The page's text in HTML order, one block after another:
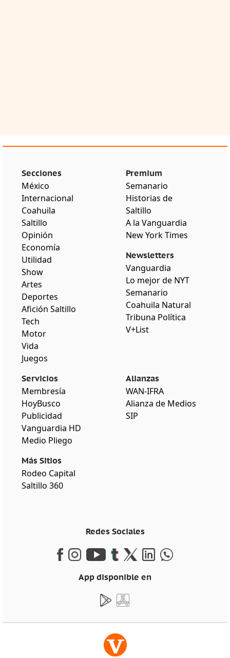
Secciones
México
Internacional
Coahuila
Saltillo
Opinión
Economía
Utilidad
Show
Artes
Deportes
Afición Saltillo
Tech
Motor
Vida
Juegos
Premium
Semanario
Historias de
Saltillo
A la Vanguardia
New York Times
Newsletters
Vanguardia
Lo mejor de NYT
Semanario
Coahuila Natural
Tribuna Política
V+List
Servicios
Membresía
HoyBusco
Publicidad
Vanguardia HD
Medio Pliego
Más Sitios
Rodeo Capital
Saltillo 360
Alianzas
WAN-IFRA
Alianza de Medios
SIP
Redes Sociales
App disponible en